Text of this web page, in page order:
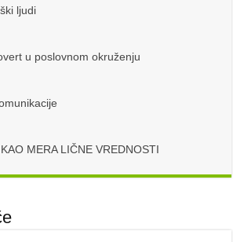
ljudi
u poslovnom okruženju
MERA LIČNE VREDNOSTI